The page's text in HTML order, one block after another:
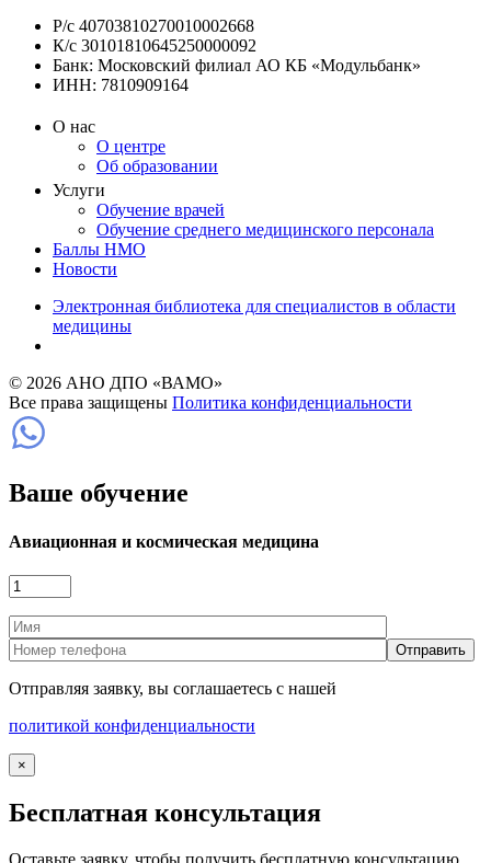
Р/с 40703810270010002668
К/с 30101810645250000092
Банк: Московский филиал АО КБ «Модульбанк»
ИНН: 7810909164
О нас
О центре
Об образовании
Услуги
Обучение врачей
Обучение среднего медицинского персонала
Баллы НМО
Новости
Электронная библиотека для специалистов в области
медицины
© 2026 АНО ДПО «ВАМО»
Все права защищены Политика конфиденциальности
Ваше обучение
Авиационная и космическая медицина
Отправляя заявку, вы соглашаетесь с нашей
политикой конфиденциальности
×
Бесплатная консультация
Оставьте заявку, чтобы получить бесплатную консультацию